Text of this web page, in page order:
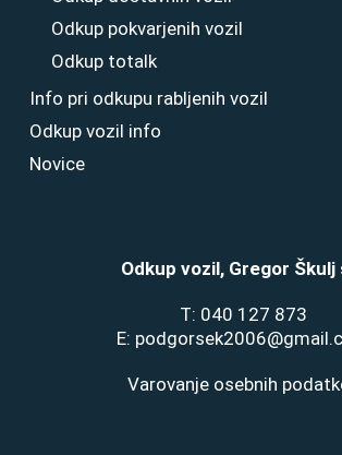
Odkup pokvarjenih vozil
Odkup totalk
Info pri odkupu rabljenih vozil
Odkup vozil info
Novice
Odkup vozil, Gregor Škulj
T: 040 127 873
E:
Varovanje osebnih